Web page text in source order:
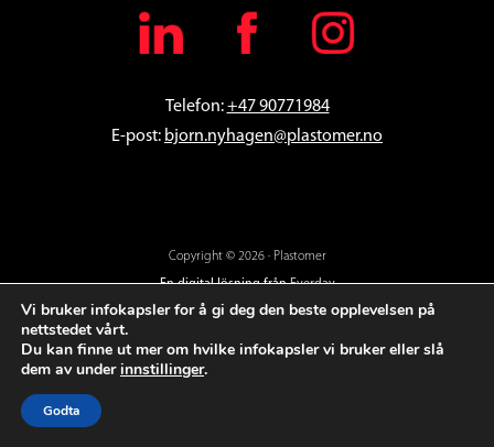
Telefon:+47 90771984
E-post: bjorn.nyhagen@plastomer.no
Copyright © 2026 · Plastomer
En digital lösning frånEverday
Vi bruker infokapsler for å gi deg den beste opplevelsen på
nettstedet vårt.
Du kan finne ut mer om hvilke infokapsler vi bruker eller slå
dem av underinnstillinger.
Godta